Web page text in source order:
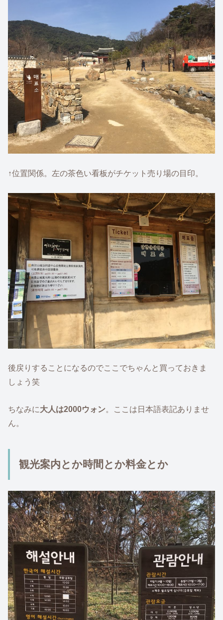
↑位置関係。左の茶色い看板がチケット売り場の目印。
後戻りすることになるのでここでちゃんと買っておきま
しょう笑
ちなみに大人は2000ウォン。ここは日本語表記ありませ
ん。
観光案内とか時間とか料金とか